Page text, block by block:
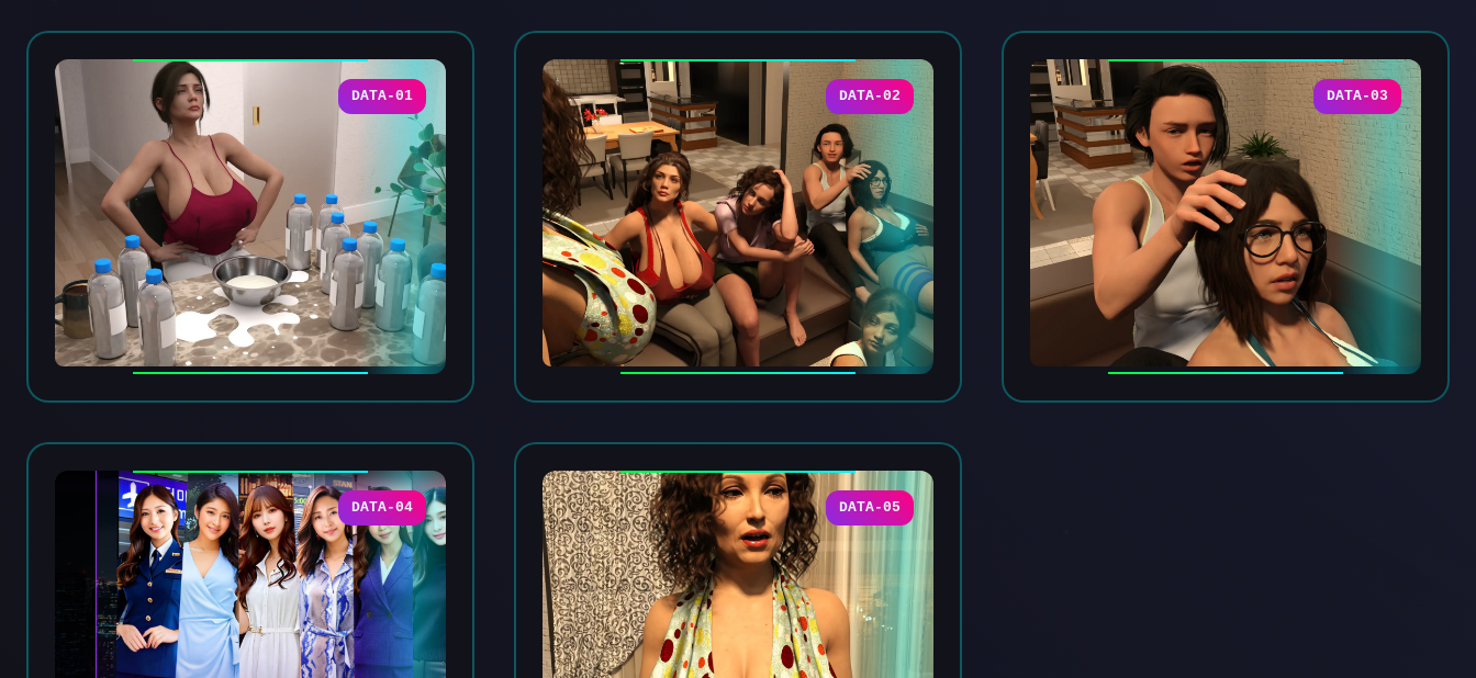
DATA-01 DATA-02 DATA-03
DATA-04 DATA-05